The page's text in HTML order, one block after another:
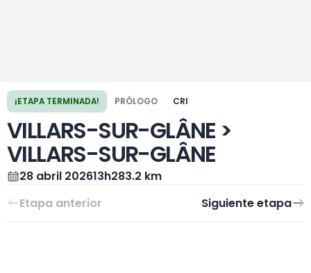
¡ETAPA TERMINADA! PRÓLOGO CRI
VILLARS-SUR-GLÂNE >
VILLARS-SUR-GLÂNE
28 abril 202613h283.2 km
Siguiente etapa